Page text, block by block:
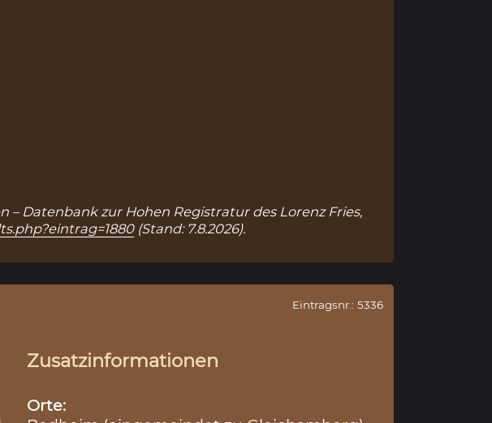
– Datenbank zur Hohen Registratur des Lorenz Fries,
(Stand: 7.8.2026).
Eintragsnr.: 5336
Zusatzinformationen
Orte: